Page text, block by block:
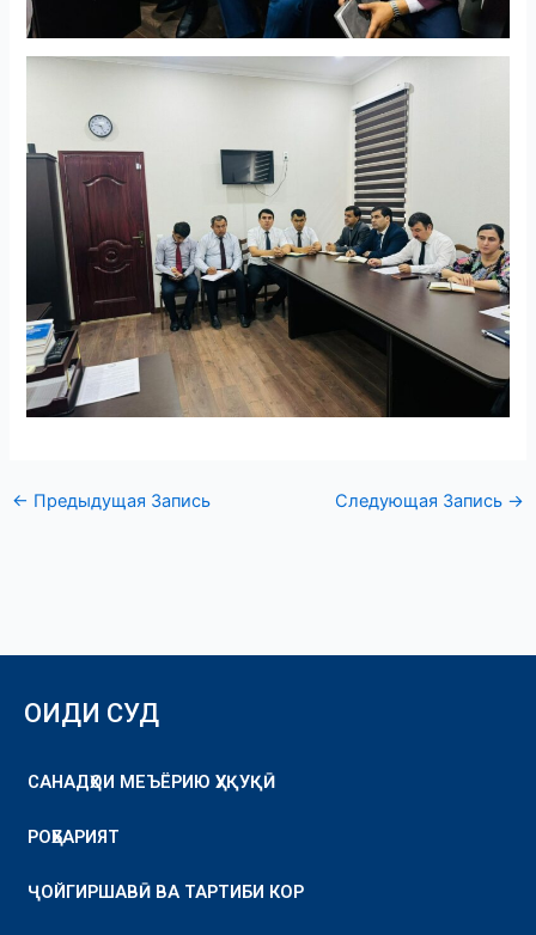
← Предыдущая Запись Следующая Запись →
ОИДИ СУД
САНАДҲОИ МЕЪЁРИЮ ҲУҚУҚӢ
РОҲБАРИЯТ
ҶОЙГИРШАВӢ ВА ТАРТИБИ КОР